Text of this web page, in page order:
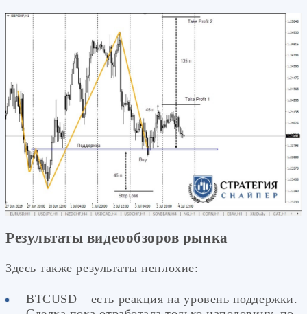
Результаты видеообзоров рынка
Здесь также результаты неплохие:
BTCUSD – есть реакция на уровень поддержки.